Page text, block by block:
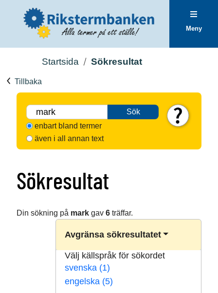
Meny
Startsida Sökresultat
Tillbaka
Sök
enbart bland termer
även i all annan text
Sökresultat
Din sökning på markgav 6träffar.
Avgränsa sökresultatet
Välj källspråk för sökordet
svenska (1)
engelska (5)